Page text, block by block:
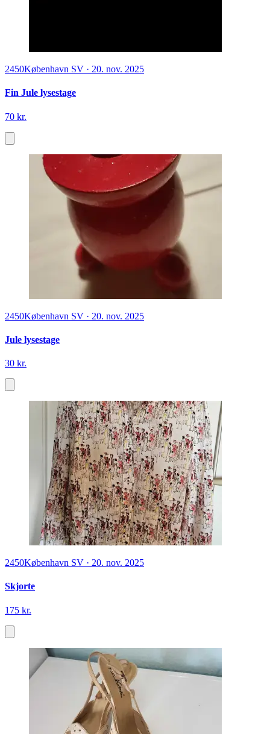
2450København SV · 20. nov. 2025
Fin Jule lysestage
70 kr.
2450København SV · 20. nov. 2025
Jule lysestage
30 kr.
2450København SV · 20. nov. 2025
Skjorte
175 kr.